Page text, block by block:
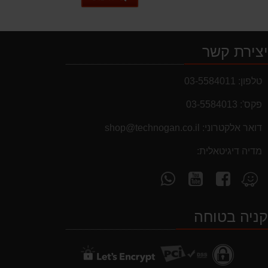
יצירת קשר
טלפון: 03-5584011
פקס': 03-5584013
דואר אלקטרוני: shop@technogan.co.il
מדיה דיגיטאלית:
מצא
אותנו
Waze
עקוב
אחרינו
facebook
עקוב
אחרינו
קניה בטוחה
מבצעים והנחות